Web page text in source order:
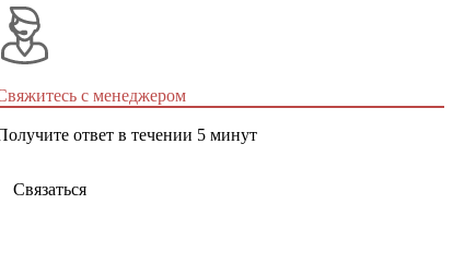
с менеджером
ответ в течении 5 минут
Связаться